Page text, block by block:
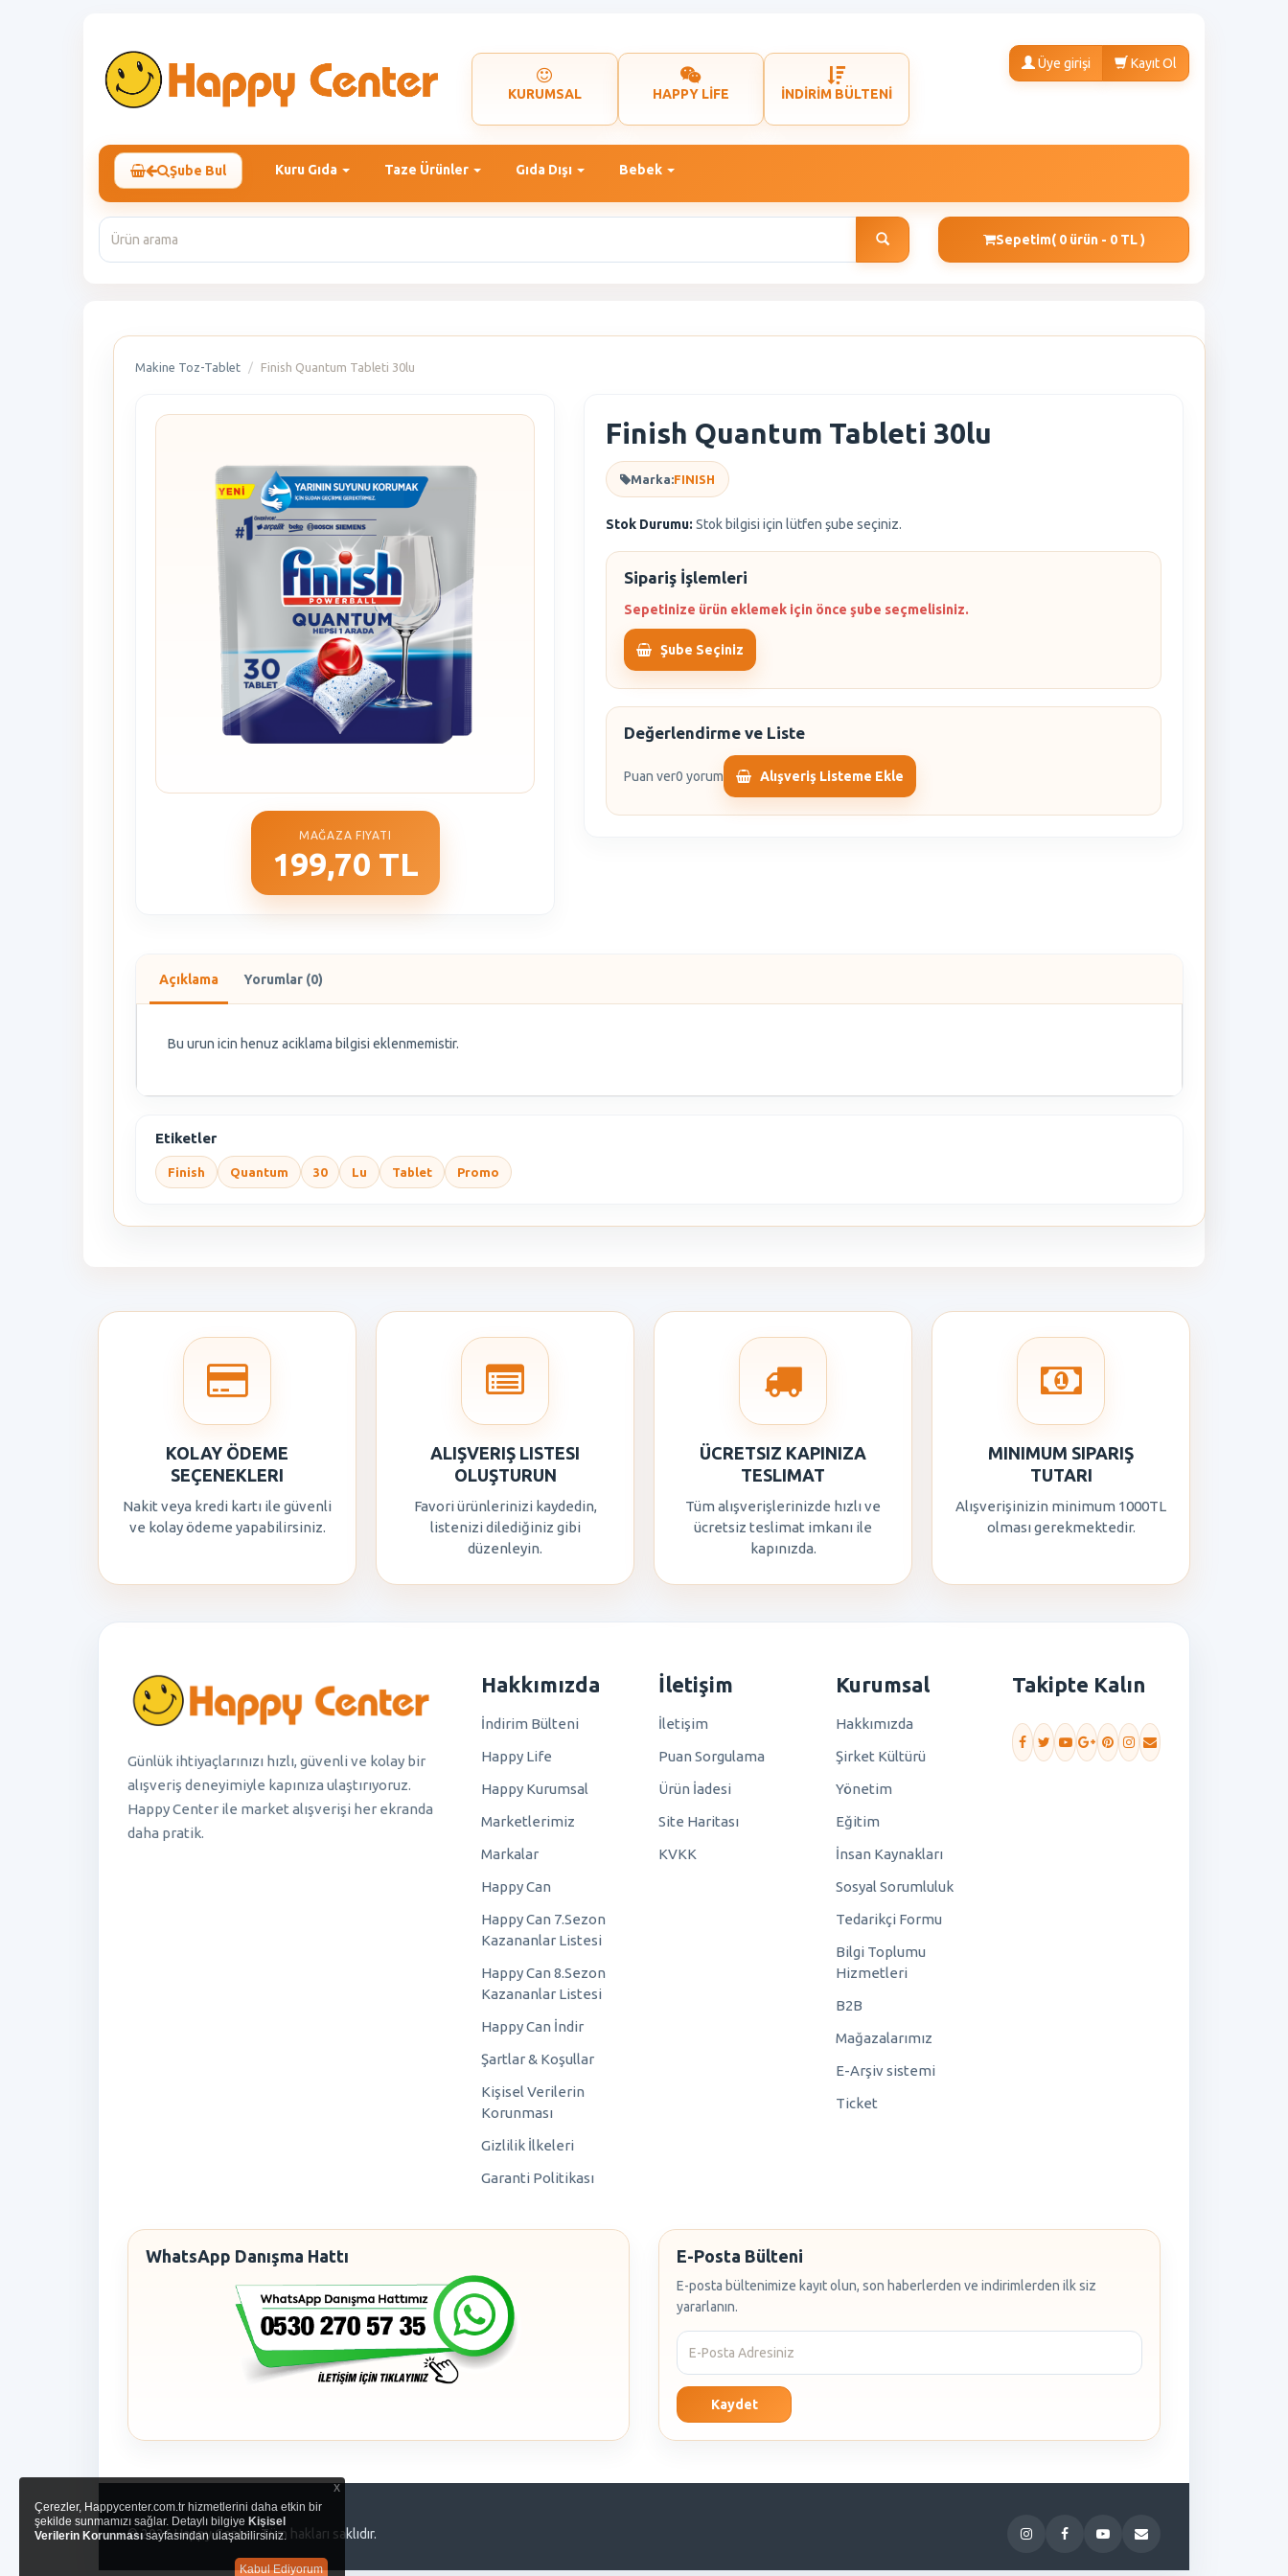
KURUMSAL HAPPY LİFE İNDİRİM BÜLTENİ
Üye girişi Kayıt Ol
Şube Bul Kuru Gıda Taze Ürünler Gıda Dışı Bebek
Sepetim( 0 ürün - 0 TL )
Makine Toz-Tablet Finish Quantum Tableti 30lu
MAĞAZA FIYATI
199,70 TL
Finish Quantum Tableti 30lu
Marka:FINISH
Stok Durumu: Stok bilgisi için lütfen şube seçiniz.
Sipariş İşlemleri
Sepetinize ürün eklemek için önce şube seçmelisiniz.
Şube Seçiniz
Değerlendirme ve Liste
Puan ver0 yorum Alışveriş Listeme Ekle
Açıklama Yorumlar (0)
Bu urun icin henuz aciklama bilgisi eklenmemistir.
Etiketler
Finish Quantum 30 Lu Tablet Promo
KOLAY ÖDEME
SEÇENEKLERI
Nakit veya kredi kartı ile güvenli
ve kolay ödeme yapabilirsiniz.
ALIŞVERIŞ LISTESI
OLUŞTURUN
Favori ürünlerinizi kaydedin,
listenizi dilediğiniz gibi
düzenleyin.
ÜCRETSIZ KAPINIZA
TESLIMAT
Tüm alışverişlerinizde hızlı ve
ücretsiz teslimat imkanı ile
kapınızda.
MINIMUM SIPARIŞ
TUTARI
Alışverişinizin minimum 1000TL
olması gerekmektedir.
Günlük ihtiyaçlarınızı hızlı, güvenli ve kolay bir
alışveriş deneyimiyle kapınıza ulaştırıyoruz.
Happy Center ile market alışverişi her ekranda
daha pratik.
Hakkımızda
İndirim Bülteni
Happy Life
Happy Kurumsal
Marketlerimiz
Markalar
Happy Can
Happy Can 7.Sezon
Kazananlar Listesi
Happy Can 8.Sezon
Kazananlar Listesi
Happy Can İndir
Şartlar & Koşullar
Kişisel Verilerin
Korunması
Gizlilik İlkeleri
Garanti Politikası
İletişim
İletişim
Puan Sorgulama
Ürün İadesi
Site Haritası
KVKK
Kurumsal
Hakkımızda
Şirket Kültürü
Yönetim
Eğitim
İnsan Kaynakları
Sosyal Sorumluluk
Tedarikçi Formu
Bilgi Toplumu
Hizmetleri
B2B
Mağazalarımız
E-Arşiv sistemi
Ticket
Takipte Kalın
WhatsApp Danışma Hattı E-Posta Bülteni
E-posta bültenimize kayıt olun, son haberlerden ve indirimlerden ilk siz
yararlanın.
Kaydet
© 2026 Happy Center. Tüm hakları saklıdır.
x
Çerezler, Happycenter.com.tr hizmetlerini daha etkin bir
şekilde sunmamızı sağlar. Detaylı bilgiye Kişisel
Verilerin Korunmasısayfasından ulaşabilirsiniz.
Kabul Ediyorum